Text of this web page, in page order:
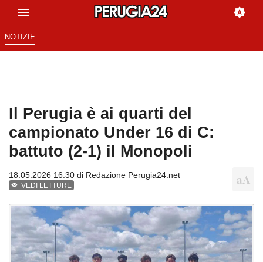
NOTIZIE
Il Perugia è ai quarti del
campionato Under 16 di C:
battuto (2-1) il Monopoli
18.05.2026 16:30 di Redazione Perugia24.net
VEDI LETTURE